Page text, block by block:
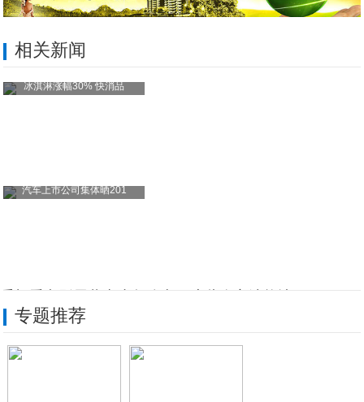
相关新闻
冰淇淋涨幅30% 快消品
汽车上市公司集体晒201
手机壁纸：超清苹果LOGO+附件壁纸！有
手机进水怎么办，分分钟让你手机“满血复活
专题推荐